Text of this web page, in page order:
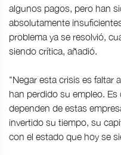
algunos pagos, pero han
absolutamente
problema ya se resolvió,
siendo crítica, añadió.
"Negar esta crisis es faltar
han perdido su empleo. Es
dependen de estas
invertido su tiempo, su
con el estado que hoy se